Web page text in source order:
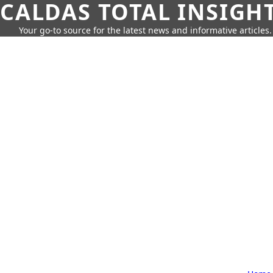
CALDAS TOTAL
Your go-to source for the latest news and informative articles.